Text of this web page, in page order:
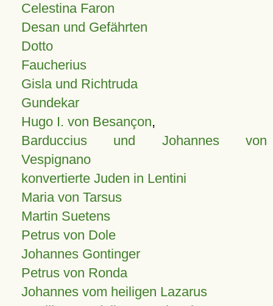
Celestina Faron
Desan und Gefährten
Dotto
Faucherius
Gisla und Richtruda
Gundekar
Hugo I. von Besançon,
Barduccius und Johannes von
Vespignano
konvertierte Juden in Lentini
Maria von Tarsus
Martin Suetens
Petrus von Dole
Johannes Gontinger
Petrus von Ronda
Johannes vom heiligen Lazarus